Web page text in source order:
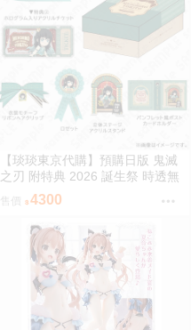
【琰琰東京代購】預購日版 鬼滅
之刃 附特典 2026 誕生祭 時透無
一郎 生日套組 立牌 明信片收藏
冊 胸針 絲帶髮夾
售價 4300